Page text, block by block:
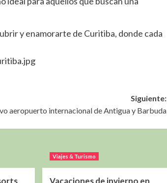
y enamorarte de Curitiba, donde cada
Siguiente:
aeropuerto internacional de Antigua y Barbuda
Viajes & Turismo